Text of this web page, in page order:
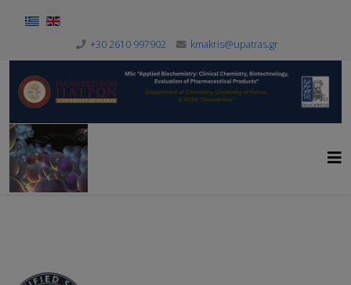
Select your language
+30 2610 997902 kmakris@upatras.gr